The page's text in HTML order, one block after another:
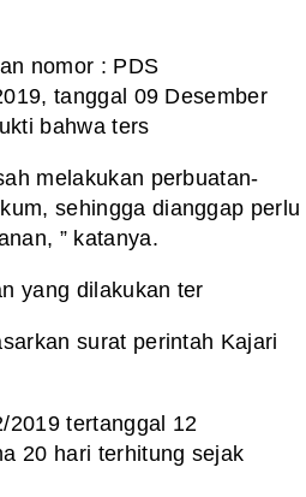
nomor : PDS
tanggal 09 Desember
bahwa ters
melakukan perbuatan-
sehingga dianggap perlu
” katanya.
yang dilakukan ter
surat perintah Kajari
2019 tertanggal 12
20 hari terhitung sejak